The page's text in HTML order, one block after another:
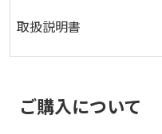
取扱説明書
ご購入について